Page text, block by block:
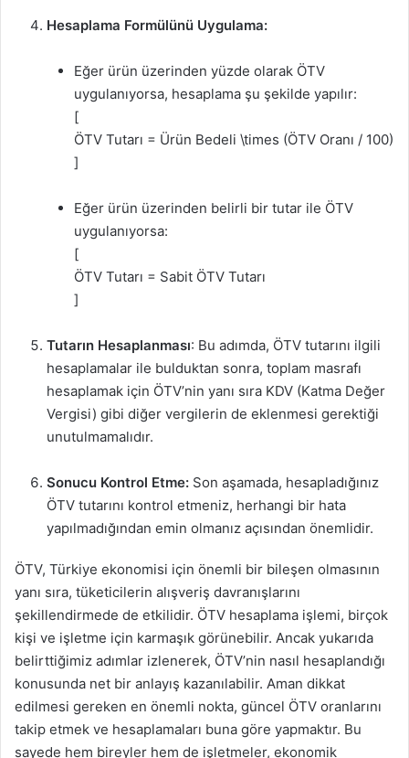
Hesaplama Formülünü Uygulama:
Eğer ürün üzerinden yüzde olarak ÖTV
uygulanıyorsa, hesaplama şu şekilde yapılır:
[
ÖTV Tutarı = Ürün Bedeli \times (ÖTV Oranı / 100)
]
Eğer ürün üzerinden belirli bir tutar ile ÖTV
uygulanıyorsa:
[
ÖTV Tutarı = Sabit ÖTV Tutarı
]
Tutarın Hesaplanması: Bu adımda, ÖTV tutarını ilgili
hesaplamalar ile bulduktan sonra, toplam masrafı
hesaplamak için ÖTV’nin yanı sıra KDV (Katma Değer
Vergisi) gibi diğer vergilerin de eklenmesi gerektiği
unutulmamalıdır.
Sonucu Kontrol Etme: Son aşamada, hesapladığınız
ÖTV tutarını kontrol etmeniz, herhangi bir hata
yapılmadığından emin olmanız açısından önemlidir.
ÖTV, Türkiye ekonomisi için önemli bir bileşen olmasının
yanı sıra, tüketicilerin alışveriş davranışlarını
şekillendirmede de etkilidir. ÖTV hesaplama işlemi, birçok
kişi ve işletme için karmaşık görünebilir. Ancak yukarıda
belirttiğimiz adımlar izlenerek, ÖTV’nin nasıl hesaplandığı
konusunda net bir anlayış kazanılabilir. Aman dikkat
edilmesi gereken en önemli nokta, güncel ÖTV oranlarını
takip etmek ve hesaplamaları buna göre yapmaktır. Bu
sayede hem bireyler hem de işletmeler, ekonomik